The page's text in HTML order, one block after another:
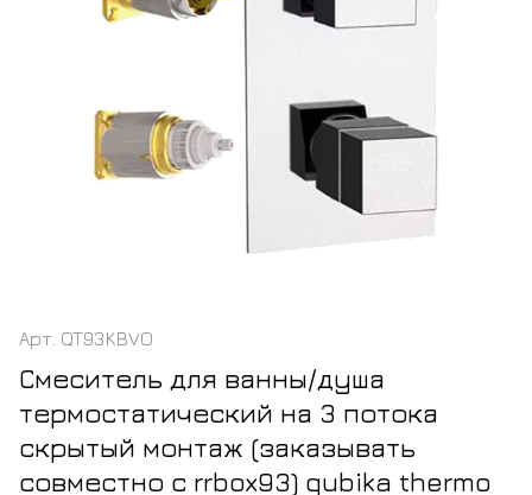
Арт. QT93KBVO
Смеситель для ванны/душа
термостатический на 3 потока
скрытый монтаж (заказывать
совместно с rrbox93) qubika thermo